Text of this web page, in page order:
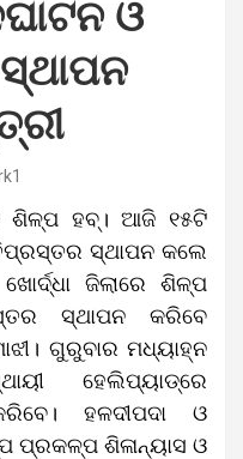
ଓ
ଶିଳ୍ପ ହବ୍। ଆଜି ୧୫ଟି
ସ୍ଥାପନ କଲେ
ଜିଲାରେ ଶିଳ୍ପ
ସ୍ଥାପନ କରିବେ
ଗୁରୁବାର ମଧ୍ୟାହ୍ନ
ହେଲିପ୍ୟାଡ୍‌ରେ
ହଳଦୀପଦା ଓ
ପ୍ରକଳ୍ପ ଶିଳାନ୍ୟାସ ଓ